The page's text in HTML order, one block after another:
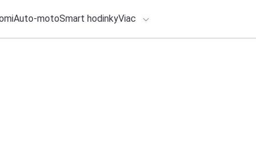
Auto-motoSmart hodinkyViac